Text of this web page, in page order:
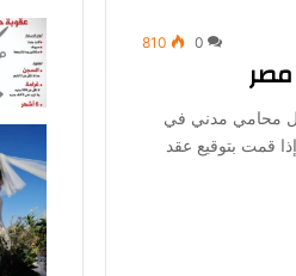
0
810
محامي مدني في
قمت بتوقيع عقد